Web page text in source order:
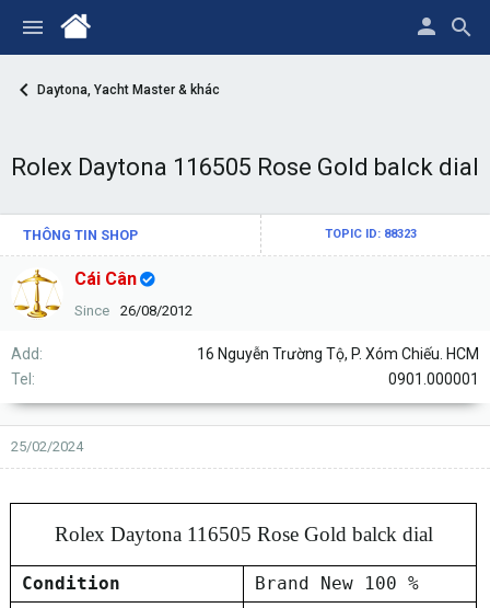
Daytona, Yacht Master & khác
Rolex Daytona 116505 Rose Gold balck dial
THÔNG TIN SHOP TOPIC ID: 88323
Cái Cân
Since 26/08/2012
Add
16 Nguyễn Trường Tộ, P. Xóm Chiếu. HCM
Tel
0901.000001
25/02/2024
Rolex Daytona 116505 Rose Gold balck dial
Condition
Brand New 100 %